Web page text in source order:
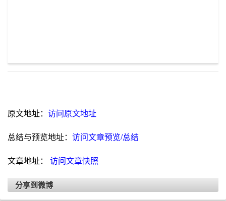
原文地址： 访问原文地址
总结与预览地址： 访问文章预览/总结
文章地址： 访问文章快照
分享到微博